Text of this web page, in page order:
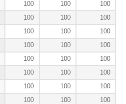
100 100
100
100 100
100
100 100
100
100 100
100
100 100
100
100 100
100
100 100
100
100 100 100